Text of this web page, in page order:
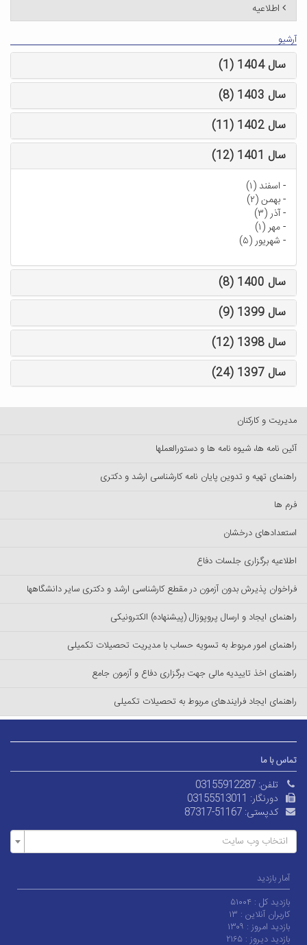
اطلاعیه
آرشیو
سال 1404 (1)
سال 1403 (8)
سال 1402 (11)
سال 1401 (12)
- اسفند (۱)
-بهمن (۲)
-آذر (۳)
-مهر (۱)
- شهریور (۵)
سال 1400 (8)
سال 1399 (9)
سال 1398 (12)
سال 1397 (24)
مدیریت و کارکنان
آئین نامه ها، شیوه نامه ها و دستورالعملها
راهنمای تهیه و تدوین پایان نامه کارشناسی ارشد و دکتری
فرم ها
استعدادهای درخشان
اطلاعیه برگزاری جلسات دفاع
فراخوان پذیرش بدون آزمون در مقطع کارشناسی ارشد و دکتری سایر دانشگاهها
راهنمای ایجاد و ارسال پروپوزال (پیشنهاده) الکترونیکی
راهنمای امور مربوط به تسویه حساب با مدیریت تحصیلات تکمیلی
راهنمای اخذ تاییدیه مالی جهت برگزاری دفاع و آزمون جامع
راهنمای ایجاد فرایندهای مربوط به تحصیلات تکمیلی
تماس با ما
تلفن: 03155912287
دورنگار: 03155513011
کدپستی: 87317-51167
انتخاب وب سایت
آمار بازدید
بازدید کل : ۵۱۰۰۴
کاربران آنلاین : ۱۳
بازدید امروز : ۱۳۰۹
بازدید دیروز : ۲۱۶۵